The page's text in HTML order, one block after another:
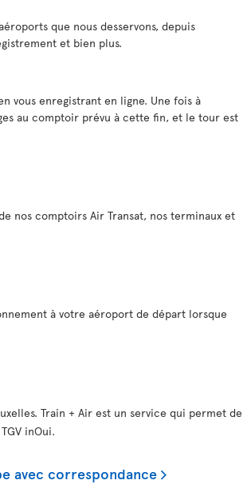
que nous desservons, depuis
et bien plus.
vous enregistrant en ligne. Une fois à
au comptoir prévu à cette fin, et le tour est
nos comptoirs Air Transat, nos terminaux et
à votre aéroport de départ lorsque
Train + Air est un service qui permet de
inOui.
avec correspondance